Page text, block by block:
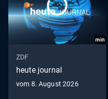
min
ZDF
heute journal
vom 8. August 2026